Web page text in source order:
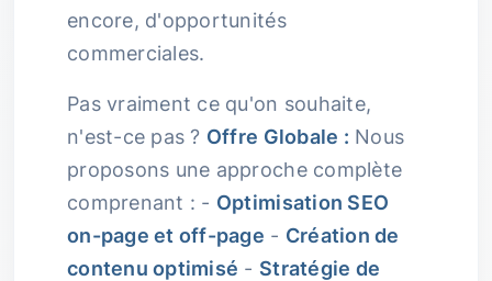
encore, d'opportunités
commerciales.
Pas vraiment ce qu'on souhaite,
n'est-ce pas ? Offre Globale : Nous
proposons une approche complète
comprenant : - Optimisation SEO
on-page et off-page - Création de
contenu optimisé - Stratégie de